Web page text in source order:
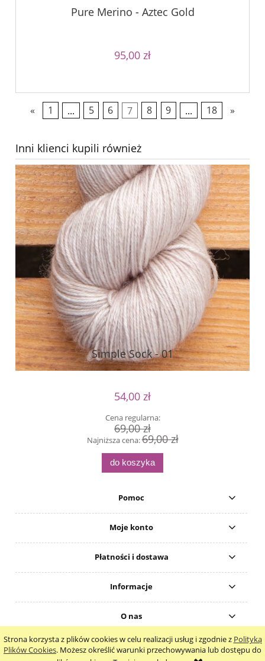
Strona korzysta z plików cookies w celu realizacji usług i zgodnie z Polityką
Plików Cookies. Możesz określić warunki przechowywania lub dostępu do
Pure Merino - Aztec Gold
95,00 zł
« 1 ... 5 6 7 8 9 ... 18 »
Inni klienci kupili również
Simple Sock - 01
54,00 zł
Cena regularna:
69,00 zł
Najniższa cena:69,00 zł
do koszyka
Pomoc
Moje konto
Płatności i dostawa
Informacje
O nas
pokaż pełną wersję strony